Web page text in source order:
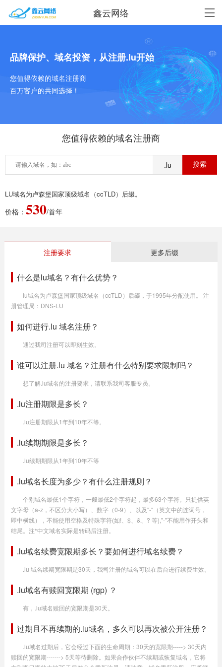
鑫云网络
品牌保护、域名投资，从注册.lu开始
您值得依赖的域名注册商
百万客户的共同选择！
您值得依赖的域名注册商
.lu
LU域名为卢森堡国家顶级域名（ccTLD）后缀。
价格： 530/首年
注册要求 更多后缀
什么是lu域名？有什么优势？
lu域名为卢森堡国家顶级域名（ccTLD）后缀，于1995年分配使用。 注
册管理局：DNS-LU
如何进行.lu 域名注册？
通过我司注册可以即刻生效。
谁可以注册.lu 域名？注册有什么特别要求限制吗？
想了解.lu域名的注册要求，请联系我司客服专员。
.lu注册期限是多长？
.lu注册期限从1年到10年不等。
.lu续期期限是多长？
.lu续期期限从1年到10年不等
.lu域名长度为多少？有什么注册规则？
个别域名最低1个字符，一般最低2个字符起，最多63个字符。只提供英
文字母（a-z，不区分大小写）、数字（0-9）、以及"-"（英文中的连词号，
即中横线），不能使用空格及特殊字符(如!、$、&、? 等),"-"不能用作开头和
结尾。注*中文域名实际是转码后注册。
.lu域名续费宽限期多长？要如何进行域名续费？
.lu 域名续期宽限期是30天，我司注册的域名可以在后台进行续费生效。
.lu域名有赎回宽限期 (rgp) ？
有，.lu域名赎回的宽限期是30天。
过期且不再续期的.lu域名，多久可以再次被公开注册？
.lu域名过期后，它会经过下面的生命周期：30天的宽限期-----> 30天内
赎回的宽限期-------> 5天等待删除。如果合作伙伴不续期或恢复域名，它将